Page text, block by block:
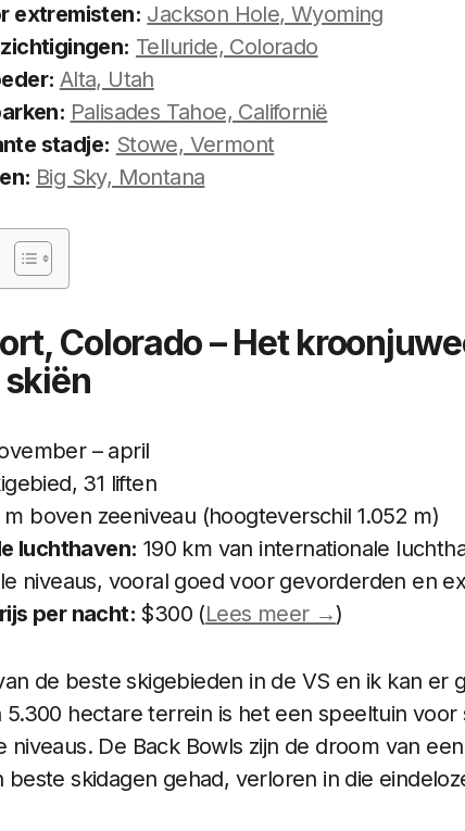
extremisten: Jackson Hole, Wyoming
Telluride, Colorado
Alta, Utah
Palisades Tahoe, Californië
stadje: Stowe, Vermont
Big Sky, Montana
Colorado – Het
– april
31 liften
boven zeeniveau (hoogteverschil 1.052 m)
luchthaven: 190 km van internationale
niveaus, vooral goed voor gevorderden en
per nacht: $300 (Lees meer →)
de beste skigebieden in de VS en ik kan er
hectare terrein is het een speeltuin voor
niveaus. De Back Bowls zijn de droom van
beste skidagen gehad, verloren in die